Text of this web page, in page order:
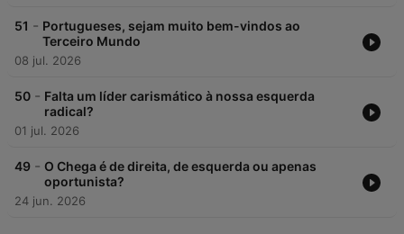
51 - Portugueses, sejam muito bem-vindos ao
Terceiro Mundo
08 jul. 2026
50 - Falta um líder carismático à nossa esquerda
radical?
01 jul. 2026
49 - O Chega é de direita, de esquerda ou apenas
oportunista?
24 jun. 2026